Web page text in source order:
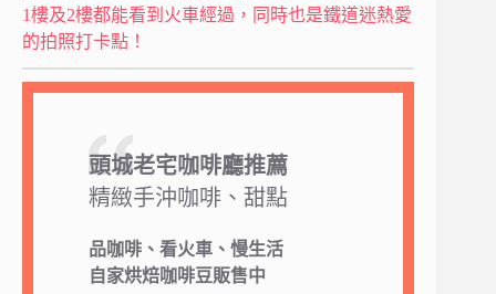
1樓及2樓都能看到火車經過，同時也是鐵道迷熱愛
的拍照打卡點！
頭城老宅咖啡廳推薦
精緻手沖咖啡、甜點
品咖啡、看火車、慢生活
自家烘焙咖啡豆販售中